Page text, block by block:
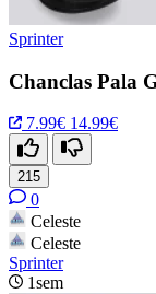
Sprinter
Chanclas Pala
7.99€ 14.99€
215
0
Celeste
Celeste
Sprinter
1sem